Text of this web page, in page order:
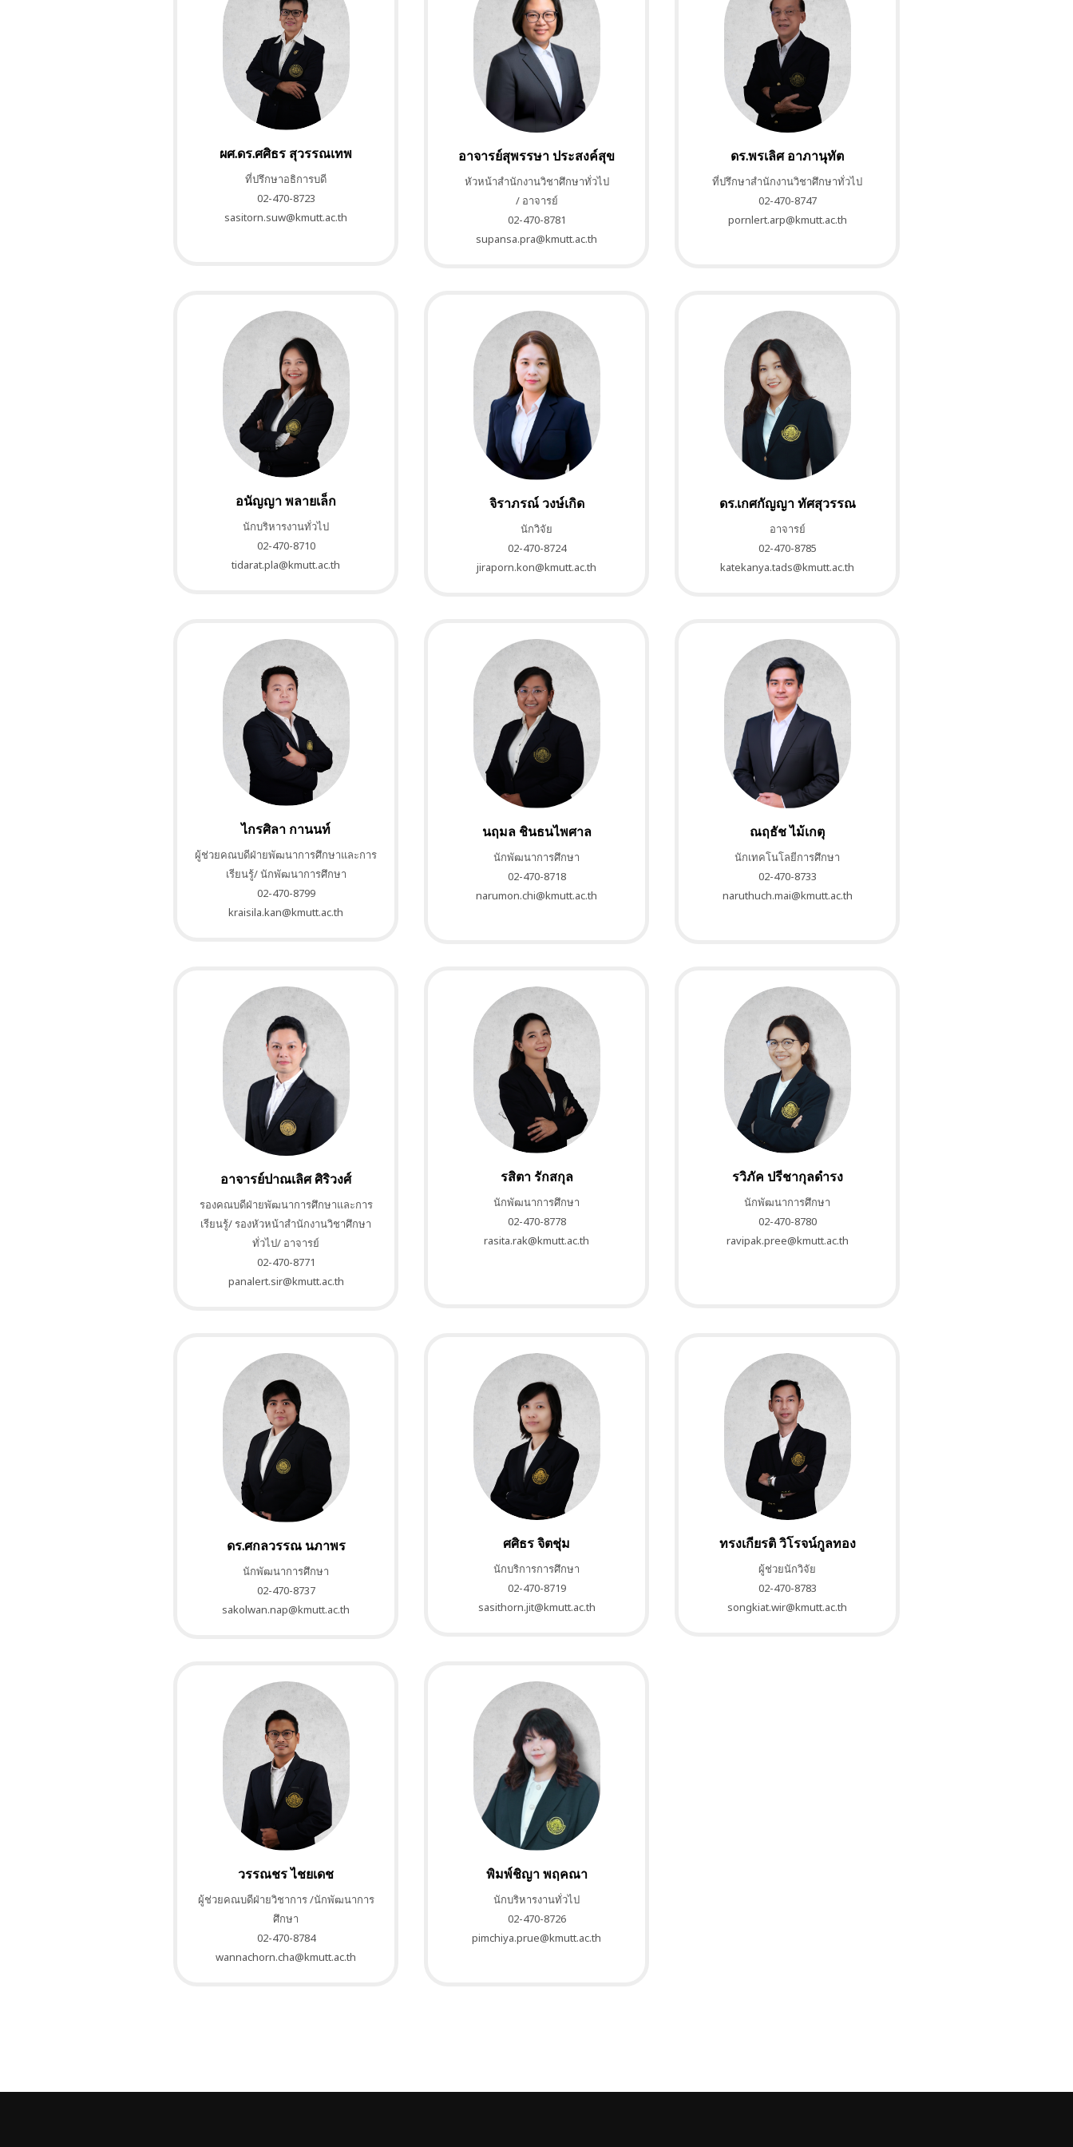
ผศ.ดร.ศศิธร สุวรรณเทพ
ที่ปรึกษาอธิการบดี
02-470-8723
sasitorn.suw@kmutt.ac.th
อาจารย์สุพรรษาประสงค์สุข
หัวหน้าสำนักงานวิชาศึกษาทั่วไป
/ อาจารย์
02-470-8781
supansa.pra@kmutt.ac.th
ดร.พรเลิศ อาภานุทัต
ที่ปรึกษาสำนักงานวิชาศึกษาทั่วไป
02-470-8747
pornlert.arp@kmutt.ac.th
อนัญญา พลายเล็ก
นักบริหารงานทั่วไป
02-470-8710
tidarat.pla@kmutt.ac.th
จิราภรณ์ วงษ์เกิด
นักวิจัย
02-470-8724
jiraporn.kon@kmutt.ac.th
ดร.เกศกัญญา ทัศสุวรรณ
อาจารย์
02-470-8785
katekanya.tads@kmutt.ac.th
ไกรศิลา กานนท์
ผู้ช่วยคณบดีฝ่ายพัฒนาการศึกษาและการ
เรียนรู้/ นักพัฒนาการศึกษา
02-470-8799
kraisila.kan@kmutt.ac.th
นฤมล ชินธนไพศาล
นักพัฒนาการศึกษา
02-470-8718
narumon.chi@kmutt.ac.th
ณฤธัช ไม้เกตุ
นักเทคโนโลยีการศึกษา
02-470-8733
naruthuch.mai@kmutt.ac.th
อาจารย์ปาณเลิศ ศิริวงศ์
รองคณบดีฝ่ายพัฒนาการศึกษาและการ
เรียนรู้/ รองหัวหน้าสำนักงานวิชาศึกษา
ทั่วไป/ อาจารย์
02-470-8771
panalert.sir@kmutt.ac.th
รสิตา รักสกุล
นักพัฒนาการศึกษา
02-470-8778
rasita.rak@kmutt.ac.th
รวิภัค ปรีชากุลดำรง
นักพัฒนาการศึกษา
02-470-8780
ravipak.pree@kmutt.ac.th
ดร.ศกลวรรณ นภาพร
นักพัฒนาการศึกษา
02-470-8737
sakolwan.nap@kmutt.ac.th
ศศิธร จิตชุ่ม
นักบริการการศึกษา
02-470-8719
sasithorn.jit@kmutt.ac.th
ทรงเกียรติ วิโรจน์กูลทอง
ผู้ช่วยนักวิจัย
02-470-8783
songkiat.wir@kmutt.ac.th
วรรณชร ไชยเดช
ผู้ช่วยคณบดีฝ่ายวิชาการ /นักพัฒนาการ
ศึกษา
02-470-8784
wannachorn.cha@kmutt.ac.th
พิมพ์ชิญา พฤคณา
นักบริหารงานทั่วไป
02-470-8726
pimchiya.prue@kmutt.ac.th